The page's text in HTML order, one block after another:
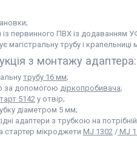
первинного ПВХ із додаванням
магістральну трубу і крапельниці
з монтажу адаптера:
трубу 16 мм;
за допомогою діркопробивача;
5142 у отвір;
діаметром 5 мм;
адаптери з трубкою на потрібній
стартер мікроджети MJ 1302 / MJ